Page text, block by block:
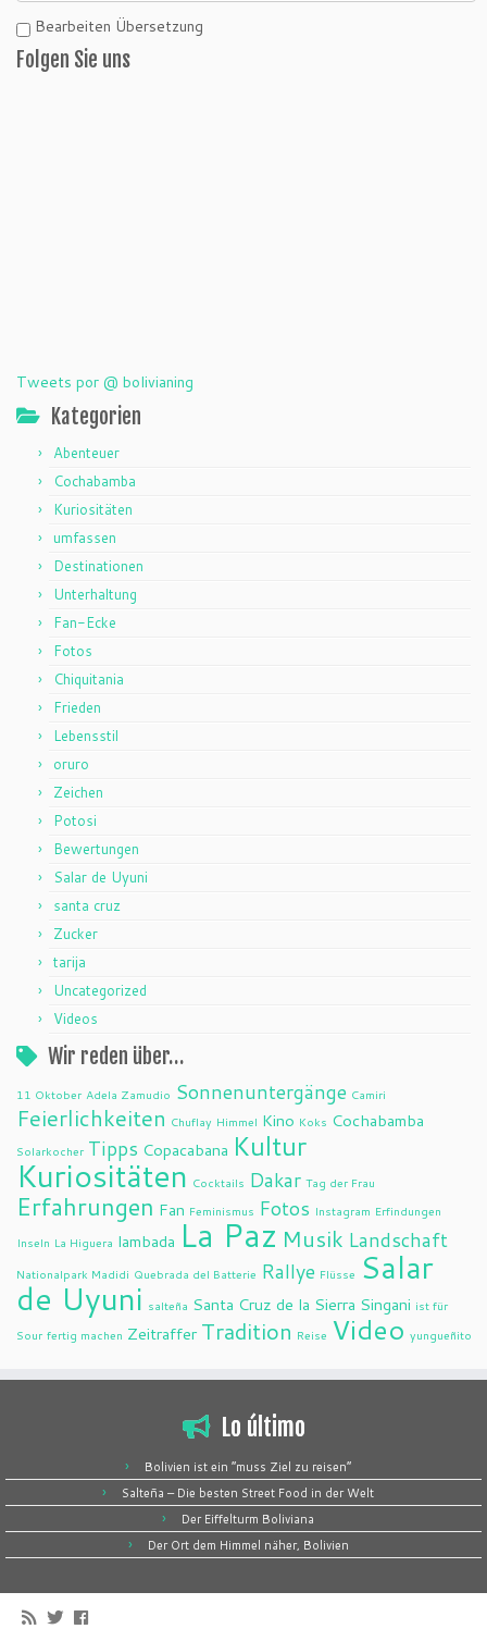
Bearbeiten Übersetzung
Folgen Sie uns
Tweets por @ bolivianing
Kategorien
Abenteuer
Cochabamba
Kuriositäten
umfassen
Destinationen
Unterhaltung
Fan-Ecke
Fotos
Chiquitania
Frieden
Lebensstil
oruro
Zeichen
Potosi
Bewertungen
Salar de Uyuni
santa cruz
Zucker
tarija
Uncategorized
Videos
Wir reden über…
11 Oktober Adela Zamudio Sonnenuntergänge Camiri
Feierlichkeiten Chuflay Himmel Kino Koks Cochabamba
Solarkocher Tipps Copacabana Kultur
Kuriositäten Cocktails Dakar Tag der Frau
Erfahrungen Fan Feminismus Fotos Instagram Erfindungen
Inseln La Higuera lambada La Paz Musik Landschaft
Nationalpark Madidi Quebrada del Batterie Rallye Flüsse Salar
de Uyuni salteña Santa Cruz de la Sierra Singani ist für
Sour fertig machen Zeitraffer Tradition Reise Video yungueñito
Lo último
Bolivien ist ein “muss Ziel zu reisen”
Salteña – Die besten Street Food in der Welt
Der Eiffelturm Boliviana
Der Ort dem Himmel näher, Bolivien